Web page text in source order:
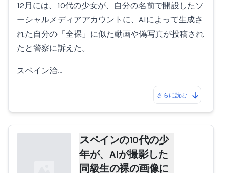
12月には、10代の少女が、自分の名前で開設したソ
ーシャルメディアアカウントに、AIによって生成さ
れた自分の「全裸」に似た動画や偽写真が投稿され
たと警察に訴えた。
スペイン治…
さらに読む
スペインの10代の少
年が、AIが撮影した
同級生の裸の画像に